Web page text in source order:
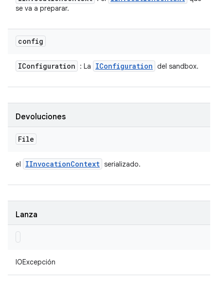
se va a preparar.
config
IConfiguration : La IConfiguration del sandbox.
Devoluciones
File
el IInvocationContext serializado.
Lanza
IOExcepción